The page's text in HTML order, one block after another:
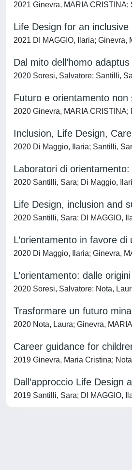
2021 Ginevra, MARIA
Life Design for an
2021 DI MAGGIO, Ilaria;
Dal mito dell’homo
2020 Soresi, Salvatore; Santilli,
Futuro e orientamento
2020 Ginevra, MARIA
Inclusion, Life Design,
2020 Di Maggio, Ilaria; Santilli,
Laboratori di
2020 Santilli, Sara; Di Maggio,
Life Design, inclusion and
2020 Santilli, Sara; DI MAGGIO,
L’orientamento in favore
2020 Di Maggio, Ilaria; Ginevra,
L’orientamento: dalle
2020 Soresi, Salvatore; Nota,
Trasformare un futuro
2020 Nota, Laura; Ginevra,
Career guidance for
2019 Ginevra, Maria Cristina;
Dall’approccio Life Design
2019 Santilli, Sara; DI MAGGIO,